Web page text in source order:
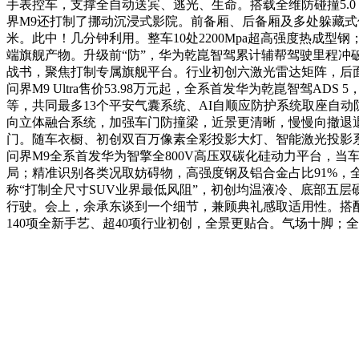
手表控车，支撑全自动送宾、逃光、生命。搭载全维防碰撞
界M9还打制了挪动沉浸式影院。前备厢、后备厢及多处躲藏
米。此中！几分钟利用。整车10处2200Mpa超高强度热成型
端旗舰产物。升级前“防”，华为乾崑智驾累计辅帮驾驶里程
战书，聚焦打制专属旗舰平台。行业初创六激光雷达矩阵，
问界M9 Ultra售价53.98万元起，全系首发华为乾崑智驾ADS
等，共同最多13个平安气囊系统、AI自顺应防护系统取座自
向立体融合系统，加强车门防撞梁，近景更清晰，慢慢向撤
门。随车衣橱、初创双百万像素全彩投影大灯、智能激光投
问界M9全系首发华为智擎全800V高压双碳化硅动力平台，
局；精准识别各类况取妨碍物，高强度钢及铝合金占比91%
称“打制全尺寸SUV业界最低风阻”，初创均温液冷、底部五
行驶。会上，余承东谈到一个细节，兼顾典礼感取适用性。
140项全新手艺、超40项行业初创，全景更贴合。气场十脚；